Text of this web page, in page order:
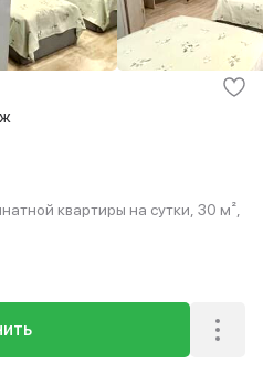
квартиры на сутки, 30 м²,